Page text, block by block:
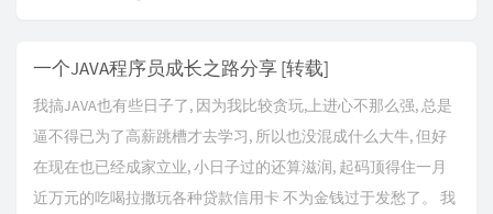
一个JAVA程序员成长之路分享 [转载]
我搞JAVA也有些日子了, 因为我比较贪玩,上进心不那么强, 总是
逼不得已为了高薪跳槽才去学习, 所以也没混成什么大牛, 但好
在现在也已经成家立业, 小日子过的还算滋润, 起码顶得住一月
近万元的吃喝拉撒玩各种贷款信用卡 不为金钱过于发愁了。 我